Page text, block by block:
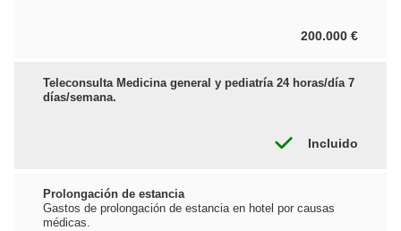
200.000 €
Teleconsulta Medicina general y pediatría 24 horas/día 7
días/semana.
Incluido
Prolongación de estancia
Gastos de prolongación de estancia en hotel por causas
médicas.